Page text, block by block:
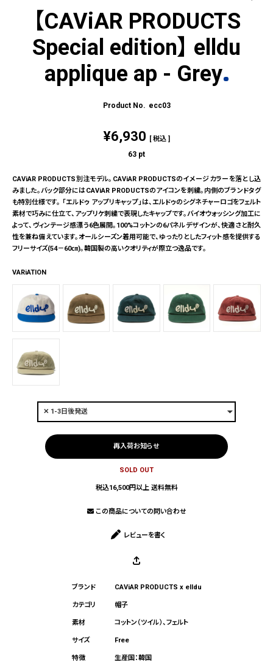
【CAViAR PRODUCTS
Special edition】 elldu
applique ap - Grey
ecc03
¥6,930 税込
63 pt
CAViAR PRODUCTS別注モデル。CAViAR PRODUCTSのイメージカラーを落とし込
みました。バック部分にはCAViAR PRODUCTSのアイコンを刺繍。内側のブランドタグ
も特別仕様です。 「エルドゥ アップリキャップ」は、エルドゥのシグネチャーロゴをフェルト
素材で巧みに仕立て、アップリケ刺繍で表現したキャップです。バイオウォッシング加工に
よって、ヴィンテージ感漂う6色展開。100%コットンの6パネルデザインが、快適さと耐久
性を兼ね備えています。オールシーズン着用可能で、ゆったりとしたフィット感を提供する
フリーサイズ(54－60㎝)。韓国製の高いクオリティが際立つ逸品です。
VARiATION
再入荷お知らせ
SOLD OUT
税込16,500円以上 送料無料
この商品についての問い合わせ
レビューを書く
CAViAR PRODUCTS x elldu
帽子
コットン（ツイル）、フェルト
Free
生産国：韓国